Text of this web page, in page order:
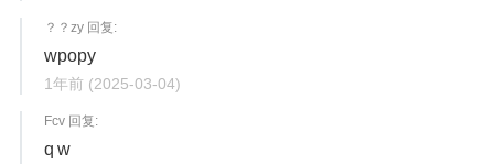
？？zy 回复:
wpopy
1年前 (2025-03-04)
Fcv 回复:
q w